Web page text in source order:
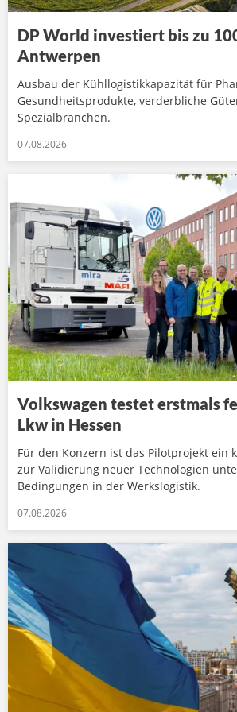
DP World investiert bis zu
Antwerpen
Ausbau der Kühllogistikkapazität für
Gesundheitsprodukte, verderbliche
Spezialbranchen.
07.08.2026
Volkswagen testet erstmals
Lkw in Hessen
Für den Konzern ist das Pilotprojekt ein
zur Validierung neuer Technologien
Bedingungen in der Werkslogistik.
07.08.2026